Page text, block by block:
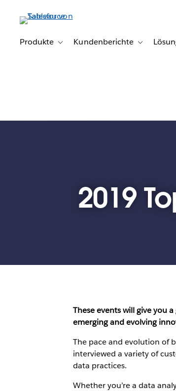
Produkte
Toggle sub-navigation for Produkte
Kundenberichte Toggle sub-
2019
These events will give you
emerging and evolving
The pace and evolution of
interviewed a variety of
data practices.
Whether you’re a data